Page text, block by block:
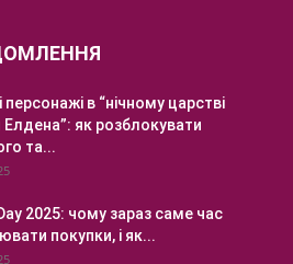
персонажі в “нічному царстві
Елдена”: як розблокувати
та...
2025: чому зараз саме час
покупки, і як...